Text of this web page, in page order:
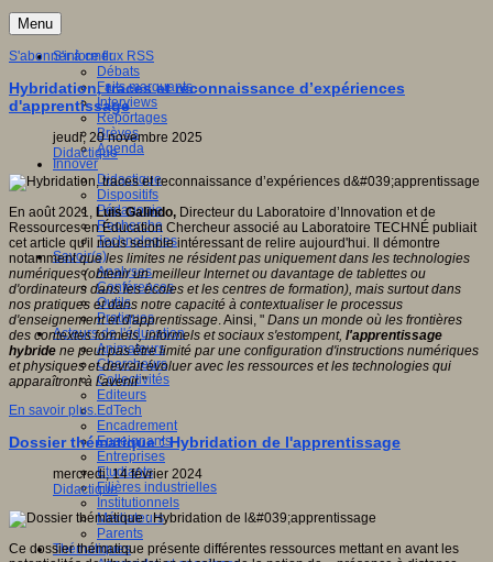
Menu
S'informer
Débats
Faits marquants
Interviews
Reportages
Brèves
Agenda
Innover
Didactique
Dispositifs
Pédagogie
Recherche
Technologies
Savoir(s)
Analyses
Conférences
Outils
Pratiques
Acteurs de l'éducation
Animateurs
Chercheurs
Collectivités
Editeurs
EdTech
Encadrement
Enseignants
Entreprises
Etudiants
Filières industrielles
Institutionnels
Médiateurs
Parents
Thématiques
S'abonner à ce flux RSS
Hybridation, traces et reconnaissance d’expériences
d'apprentissage
jeudi, 20 novembre 2025
Didactique
En août 2021, Luis Galindo, Directeur du Laboratoire d’Innovation et de
Ressources en Éducation Chercheur associé au Laboratoire TECHNÉ publiait
cet article qu'il nous semble intéressant de relire aujourd'hui. Il démontre
notammentque les limites ne résident pas uniquement dans les technologies
numériques (obtenir un meilleur Internet ou davantage de tablettes ou
d'ordinateurs dans les écoles et les centres de formation), mais surtout dans
nos pratiques et dans notre capacité à contextualiser le processus
d'enseignement et d'apprentissage. Ainsi, " Dans un monde où les frontières
des contextes formels, informels et sociaux s'estompent, l'apprentissage
hybride ne peut pas être limité par une configuration d'instructions numériques
et physiques et devrait évoluer avec les ressources et les technologies qui
apparaîtront à l'avenir "
En savoir plus...
Dossier thématique : Hybridation de l'apprentissage
mercredi, 14 février 2024
Didactique
Ce dossier thématique présente différentes ressources mettant en avant les